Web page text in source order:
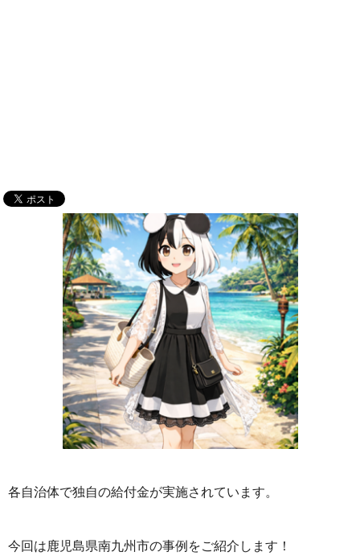
各自治体で独自の給付金が実施されています。
今回は鹿児島県南九州市の事例をご紹介します！